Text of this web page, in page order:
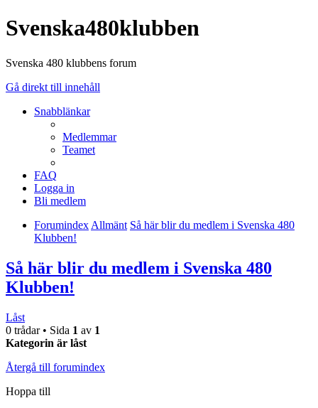
Svenska480klubben
Svenska 480 klubbens forum
Gå direkt till innehåll
Snabblänkar
Medlemmar
Teamet
FAQ
Logga in
Bli medlem
Forumindex Allmänt Så här blir du medlem i Svenska 480
Klubben!
Så här blir du medlem i Svenska 480
Klubben!
Låst
0 trådar • Sida 1 av 1
Kategorin är låst
Återgå till forumindex
Hoppa till